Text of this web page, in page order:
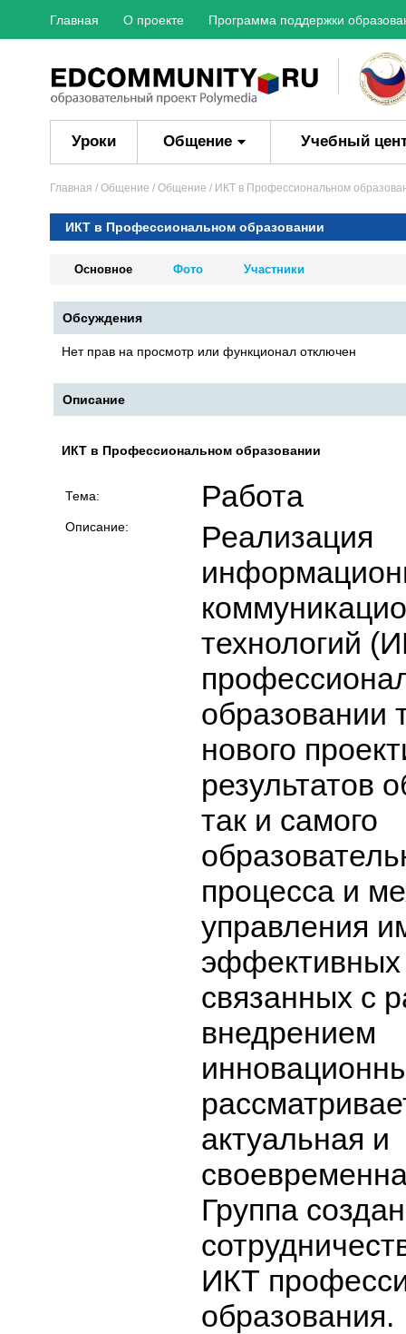
Главная О проекте Программа поддержки
Уроки Общение Учебный
Главная / Общение / Общение / ИКТ в Профессиональном
ИКТ в Профессиональном образовании
Основное Фото Участники
Обсуждения
Нет прав на просмотр или функционал отключен
Описание
ИКТ в Профессиональном образовании
Тема: Работа
Описание:
Реализация
технологий
образовании
нового
результатов
так и самого
процесса и
управления
эффективных
связанных с
внедрением
актуальная и
Группа
ИКТ
образования.